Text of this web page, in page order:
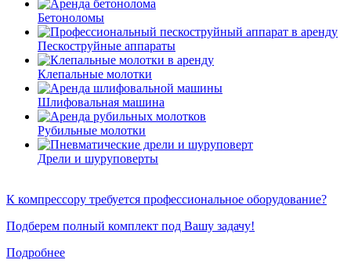
Бетоноломы
Пескоструйные аппараты
Клепальные молотки
Шлифовальная машина
Рубильные молотки
Дрели и шуруповерты
К компрессору требуется профессиональное оборудование?
Подберем полный комплект под Вашу задачу!
Подробнее